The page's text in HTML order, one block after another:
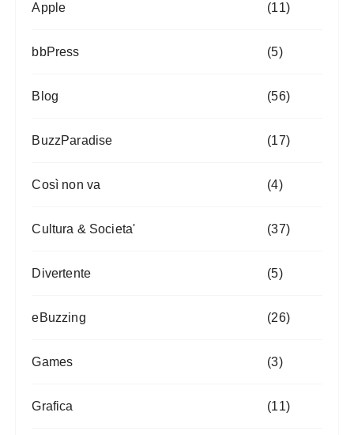
Apple (11)
bbPress (5)
Blog (56)
BuzzParadise (17)
Così non va (4)
Cultura & Societa' (37)
Divertente (5)
eBuzzing (26)
Games (3)
Grafica (11)